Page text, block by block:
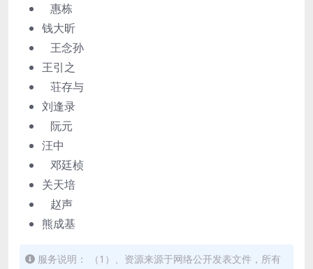
惠栋
钱大昕
王念孙
王引之
荘存与
刘逢录
阮元
汪中
邓廷桢
关天培
赵声
熊成基
服务说明： （1）、资源来源于网络公开发表文件，所有